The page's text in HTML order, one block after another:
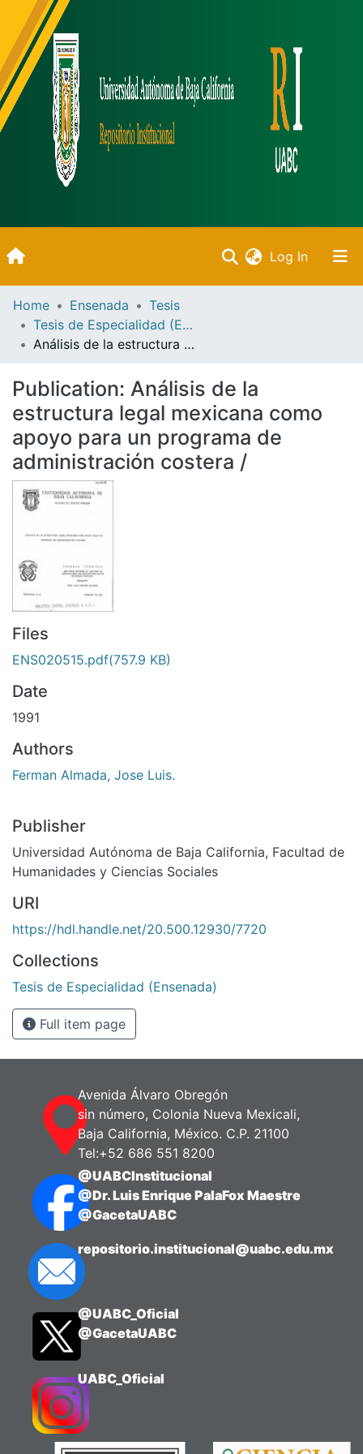
Log In(current)
Inicio
Communities & Collections
Statistics
Bibliotecas
Home Ensenada
Tesis
Tesis de Especialidad (Ensenada)
Análisis de la estructura legal mexicana como apoyo para un programa de administración costera /
Publication: Análisis de la
estructura legal mexicana como
apoyo para un programa de
administración costera /
Files
ENS020515.pdf(757.9 KB)
Date
1991
Authors
Ferman Almada, Jose Luis.
Publisher
Universidad Autónoma de Baja California, Facultad de
Humanidades y Ciencias Sociales
URI
https://hdl.handle.net/20.500.12930/7720
Collections
Tesis de Especialidad (Ensenada)
Full item page
Avenida Álvaro Obregón
sin número, Colonia Nueva Mexicali,
Baja California, México. C.P. 21100
Tel:+52 686 551 8200
@UABCInstitucional
@Dr. Luis Enrique PalaFox Maestre
@GacetaUABC
repositorio.institucional@uabc.edu.mx
@UABC_Oficial
@GacetaUABC
UABC_Oficial